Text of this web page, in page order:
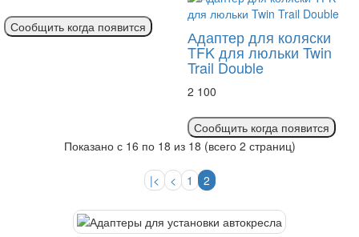
Сообщить когда появится Адаптер для коляски
TFK для люльки Twin
Trail Double
2 100
Сообщить когда появится
Показано с 16 по 18 из 18 (всего 2 страниц)
|< < 1 2